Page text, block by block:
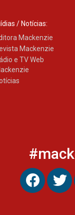
/ Notícias:
Mackenzie
Mackenzie
e TV Web